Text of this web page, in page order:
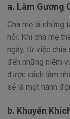
a. Làm Gương
Cha mẹ là những
hỏi. Khi cha mẹ
ngày, từ việc chia
đến những niềm
được cách làm
sẻ là một hành
b. Khuyến